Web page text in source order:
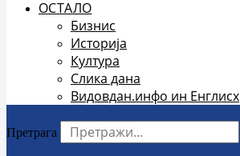
ОСТАЛО
Бизнис
Историја
Култура
Слика дана
Видовдан.инфо ин Енглисх
Претрага